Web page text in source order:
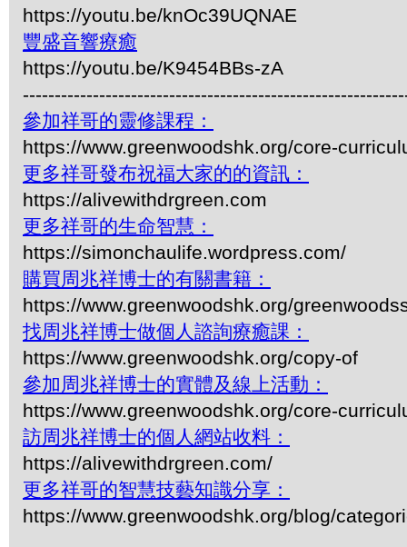
https://youtu.be/knOc39UQNAE
豐盛音響療癒
https://youtu.be/K9454BBs-zA
參加祥哥的靈修課程：
https://www.greenwoodshk.org/core-
更多祥哥發布祝福大家的的資訊：
https://alivewithdrgreen.com
更多祥哥的生命智慧：
https://simonchaulife.wordpress.com/
購買周兆祥博士的有關書籍：
https://www.greenwoodshk.org/
找周兆祥博士做個人諮詢療癒課：
https://www.greenwoodshk.org/copy-of
參加周兆祥博士的實體及線上活動：
https://www.greenwoodshk.org/core-
訪周兆祥博士的個人網站收料：
https://alivewithdrgreen.com/
更多祥哥的智慧技藝知識分享：
https://www.greenwoodshk.org/blog/